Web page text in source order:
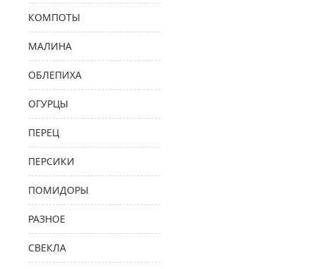
КОМПОТЫ
МАЛИНА
ОБЛЕПИХА
ОГУРЦЫ
ПЕРЕЦ
ПЕРСИКИ
ПОМИДОРЫ
РАЗНОЕ
СВЕКЛА